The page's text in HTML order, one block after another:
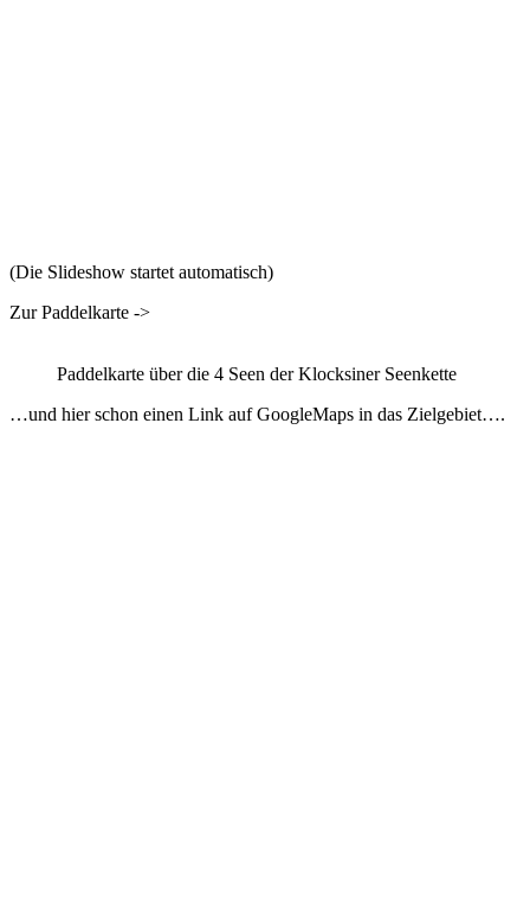
(Die Slideshow startet automatisch)
Zur Paddelkarte ->
Paddelkarte über die 4 Seen der Klocksiner Seenkette
…und hier schon einen Link auf GoogleMaps in das Zielgebiet….